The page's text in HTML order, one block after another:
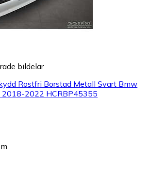
bildelar
Rostfri Borstad Metall Svart Bmw
2018-2022 HCRBP45355